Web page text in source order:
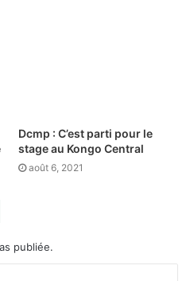
Dcmp : C’est parti pour le
stage au Kongo Central
août 6, 2021
publiée.